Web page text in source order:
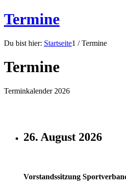
Termine
Du bist hier: Startseite1 / Termine
Termine
Terminkalender 2026
26. August 2026
Vorstandssitzung